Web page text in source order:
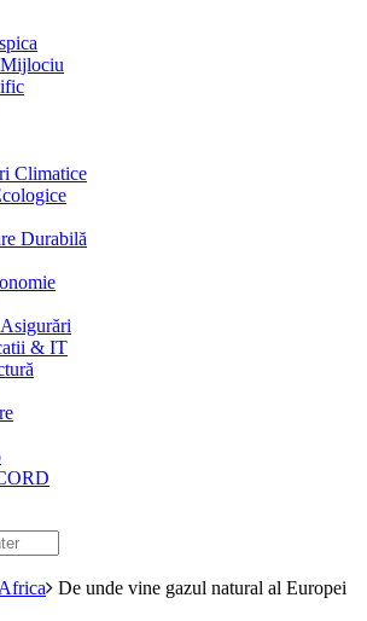
Climatice
Durabilă
& IT
Africa De unde vine gazul natural al Europei